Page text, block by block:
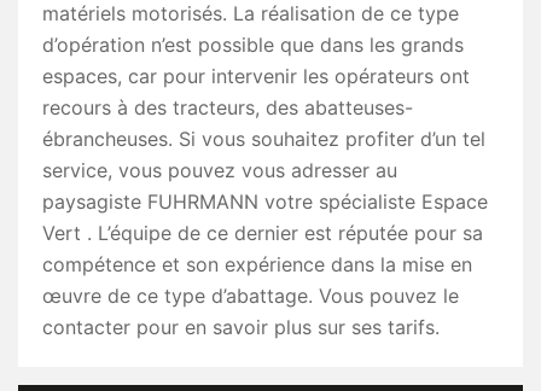
matériels motorisés. La réalisation de ce type
d’opération n’est possible que dans les grands
espaces, car pour intervenir les opérateurs ont
recours à des tracteurs, des abatteuses-
ébrancheuses. Si vous souhaitez profiter d’un tel
service, vous pouvez vous adresser au
paysagiste FUHRMANN votre spécialiste Espace
Vert . L’équipe de ce dernier est réputée pour sa
compétence et son expérience dans la mise en
œuvre de ce type d’abattage. Vous pouvez le
contacter pour en savoir plus sur ses tarifs.